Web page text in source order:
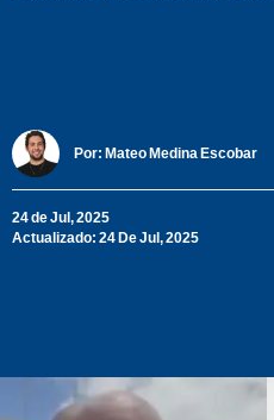
Por: Mateo Medina Escobar
24 de Jul, 2025
Actualizado: 24 De Jul, 2025